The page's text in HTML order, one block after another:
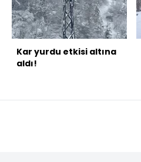
Kar yurdu etkisi altına
aldı!